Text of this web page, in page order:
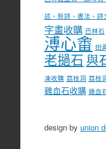
述、新詩、書法、詩
字畫收購 巴林石
溥心畬 田
老撾石 與
凍收購 荔枝洞 荔枝
雞血石收購 雞血
design by union